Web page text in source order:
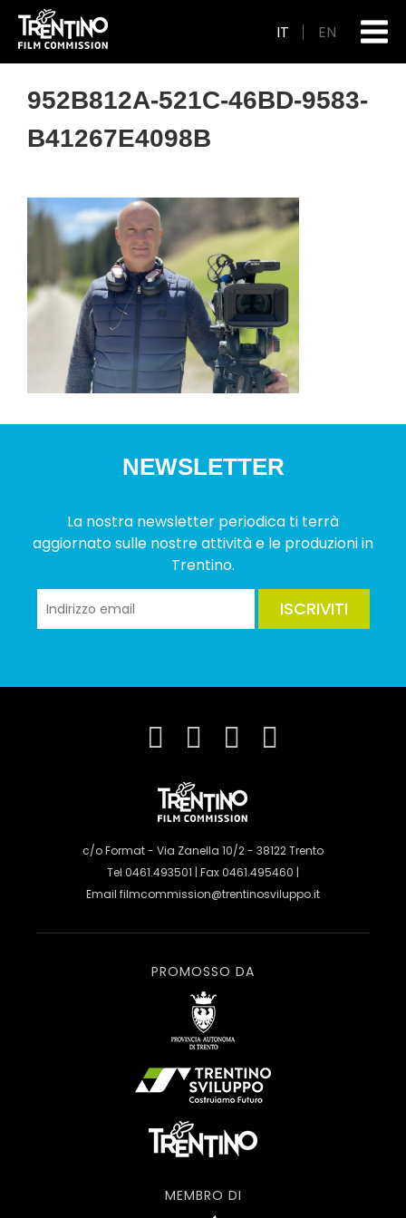
IT EN
952B812A-521C-46BD-9583-
B41267E4098B
NEWSLETTER
La nostra newsletter periodica ti terrà
aggiornato sulle nostre attività e le produzioni in
Trentino.
ISCRIVITI
c/o Format - Via Zanella 10/2 - 38122 Trento
Tel 0461.493501 | Fax 0461.495460 |
Email filmcommission@trentinosviluppo.it
PROMOSSO DA
MEMBRO DI